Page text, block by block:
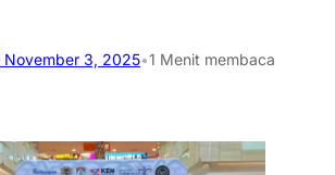
November 3, 2025•1 Menit membaca